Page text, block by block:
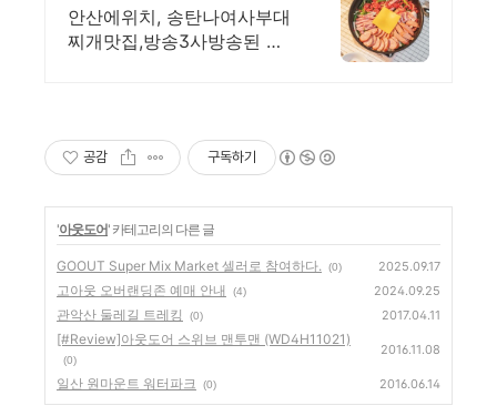
키트
안산에위치, 송탄나여사부대
찌개맛집,방송3사방송된 유
공감 구독하기
'아웃도어' 카테고리의 다른 글
GOOUT Super Mix Market 셀러로 참여하다. (0) 2025.09.17
고아웃 오버랜딩존 예매 안내 (4) 2024.09.25
관악산 둘레길 트레킹 (0) 2017.04.11
[#Review]아웃도어 스위브 맨투맨 (WD4H11021)
(0)
2016.11.08
일산 원마운트 워터파크 (0) 2016.06.14